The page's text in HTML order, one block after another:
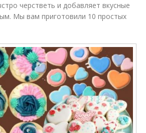
черстветь и добавляет вкусные
Мы вам приготовили 10 простых